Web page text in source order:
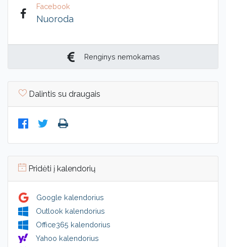
Facebook
Nuoroda
Renginys nemokamas
Dalintis su draugais
Pridėti į kalendorių
Google kalendorius
Outlook kalendorius
Office365 kalendorius
Yahoo kalendorius